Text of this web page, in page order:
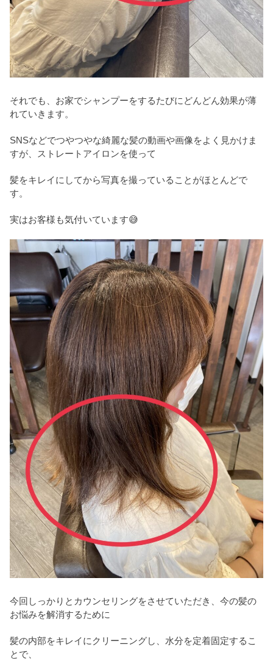
それでも、お家でシャンプーをするたびにどんどん効果が薄
れていきます。
SNSなどでつやつやな綺麗な髪の動画や画像をよく見かけま
すが、ストレートアイロンを使って
髪をキレイにしてから写真を撮っていることがほとんどで
す。
実はお客様も気付いています😅
今回しっかりとカウンセリングをさせていただき、今の髪の
お悩みを解消するために
髪の内部をキレイにクリーニングし、水分を定着固定するこ
とで、